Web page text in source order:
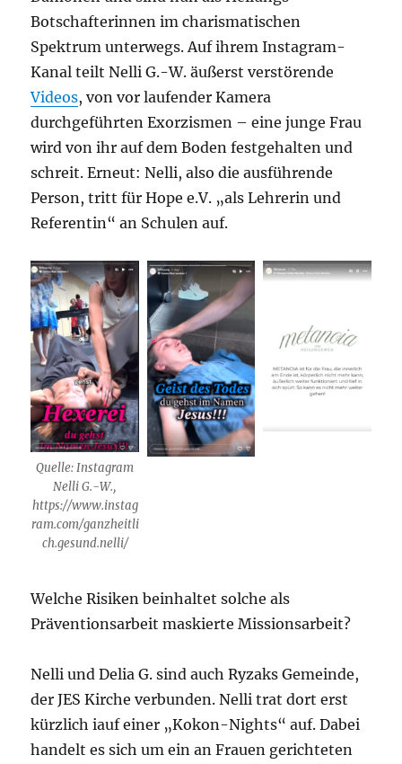
Botschafterinnen im charismatischen
Spektrum unterwegs. Auf ihrem Instagram-
Kanal teilt Nelli G.-W. äußerst verstörende
Videos, von vor laufender Kamera
durchgeführten Exorzismen – eine junge Frau
wird von ihr auf dem Boden festgehalten und
schreit. Erneut: Nelli, also die ausführende
Person, tritt für Hope e.V. „als Lehrerin und
Referentin“ an Schulen auf.
Quelle: Instagram
Nelli G.-W.,
https://www.instag
ram.com/ganzheitli
ch.gesund.nelli/
Welche Risiken beinhaltet solche als
Präventionsarbeit maskierte Missionsarbeit?
Nelli und Delia G. sind auch Ryzaks Gemeinde,
der JES Kirche verbunden. Nelli trat dort erst
kürzlich iauf einer „Kokon-Nights“ auf. Dabei
handelt es sich um ein an Frauen gerichteten